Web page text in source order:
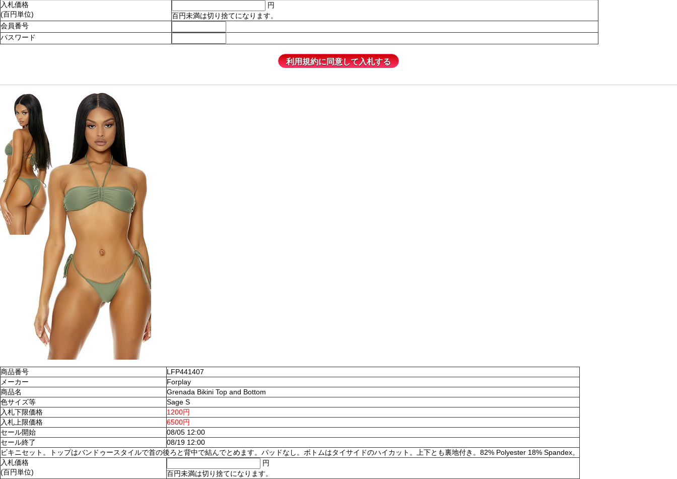
入札価格
(百円単位)
円
百円未満は切り捨てになります。
会員番号
パスワード
商品番号
LFP441407
メーカー
Forplay
商品名
Grenada Bikini Top and Bottom
色サイズ等
Sage S
入札下限価格
1200円
入札上限価格
6500円
セール開始
08/05 12:00
セール終了
08/19 12:00
ビキニセット。トップはバンドゥースタイルで首の後ろと背中で結んでとめます。パッドなし。ボトムはタイサイドのハイカット。上下とも裏地付き。82% Polyester 18% Spandex。
入札価格
(百円単位)
円
百円未満は切り捨てになります。